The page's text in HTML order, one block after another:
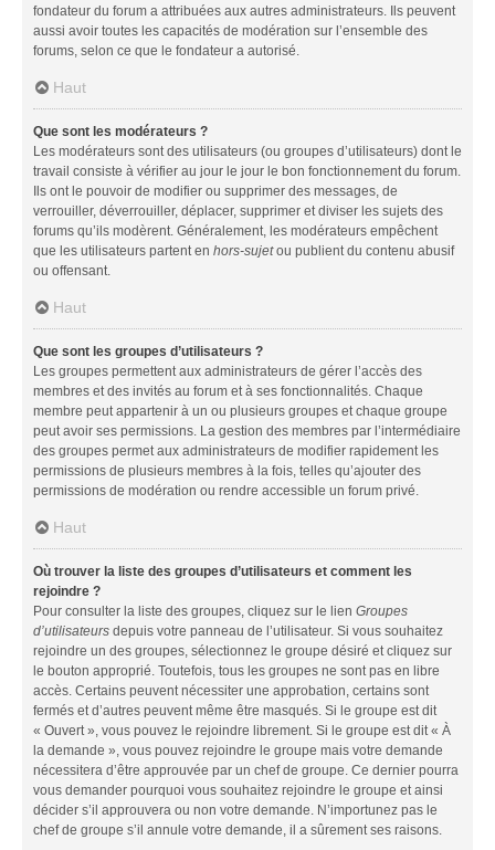
fondateur du forum a attribuées aux autres administrateurs. Ils peuvent
aussi avoir toutes les capacités de modération sur l’ensemble des
forums, selon ce que le fondateur a autorisé.
Haut
Que sont les modérateurs ?
Les modérateurs sont des utilisateurs (ou groupes d’utilisateurs) dont le
travail consiste à vérifier au jour le jour le bon fonctionnement du forum.
Ils ont le pouvoir de modifier ou supprimer des messages, de
verrouiller, déverrouiller, déplacer, supprimer et diviser les sujets des
forums qu’ils modèrent. Généralement, les modérateurs empêchent
que les utilisateurs partent en hors-sujetou publient du contenu abusif
ou offensant.
Haut
Que sont les groupes d’utilisateurs ?
Les groupes permettent aux administrateurs de gérer l’accès des
membres et des invités au forum et à ses fonctionnalités. Chaque
membre peut appartenir à un ou plusieurs groupes et chaque groupe
peut avoir ses permissions. La gestion des membres par l’intermédiaire
des groupes permet aux administrateurs de modifier rapidement les
permissions de plusieurs membres à la fois, telles qu’ajouter des
permissions de modération ou rendre accessible un forum privé.
Haut
Où trouver la liste des groupes d’utilisateurs et comment les
rejoindre ?
Pour consulter la liste des groupes, cliquez sur le lien Groupes
d’utilisateurs depuis votre panneau de l’utilisateur. Si vous souhaitez
rejoindre un des groupes, sélectionnez le groupe désiré et cliquez sur
le bouton approprié. Toutefois, tous les groupes ne sont pas en libre
accès. Certains peuvent nécessiter une approbation, certains sont
fermés et d’autres peuvent même être masqués. Si le groupe est dit
« Ouvert », vous pouvez le rejoindre librement. Si le groupe est dit « À
la demande », vous pouvez rejoindre le groupe mais votre demande
nécessitera d’être approuvée par un chef de groupe. Ce dernier pourra
vous demander pourquoi vous souhaitez rejoindre le groupe et ainsi
décider s’il approuvera ou non votre demande. N’importunez pas le
chef de groupe s’il annule votre demande, il a sûrement ses raisons.